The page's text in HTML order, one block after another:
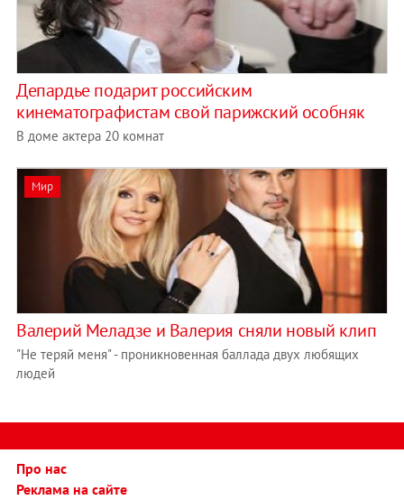
Депардье подарит российским
кинематографистам свой парижский особняк
В доме актера 20 комнат
Мир
Валерий Меладзе и Валерия сняли новый клип
"Не теряй меня" - проникновенная баллада двух любящих
людей
Про нас
Реклама на сайте